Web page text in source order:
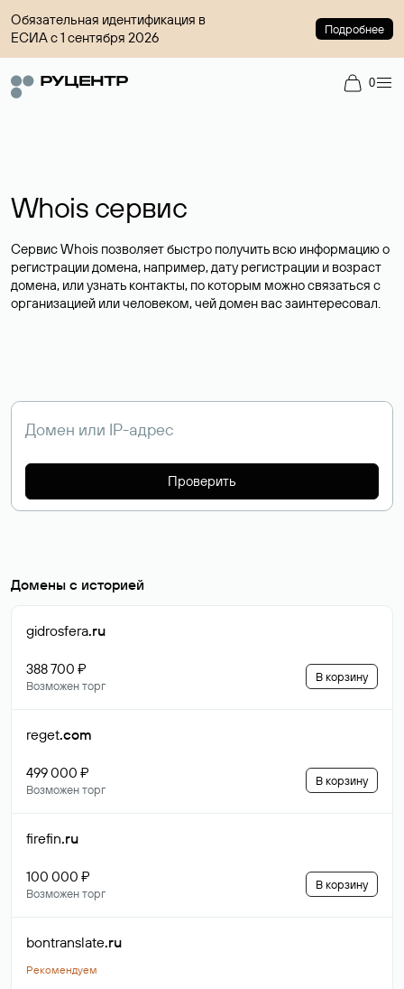
Обязательная идентификация в
ЕСИА с 1 сентября 2026
Подробнее
0
Whois сервис
Сервис Whois позволяет быстро получить всю информацию о
регистрации домена, например, дату регистрации и возраст
домена, или узнать контакты, по которым можно связаться с
организацией или человеком, чей домен вас заинтересовал.
Проверить
Домены с историей
gidrosfera.ru
388 700 ₽
Возможен торг
В корзину
reget.com
499 000 ₽
Возможен торг
В корзину
firefin.ru
100 000 ₽
Возможен торг
В корзину
bontranslate.ru
Рекомендуем